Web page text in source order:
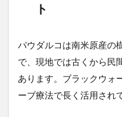
飲み
緯
と、
今感
じて
いる
こと
ト
パウダルコは南米原産の
で、現地では古くから民
あります。ブラックウォ
ーブ療法で長く活用され